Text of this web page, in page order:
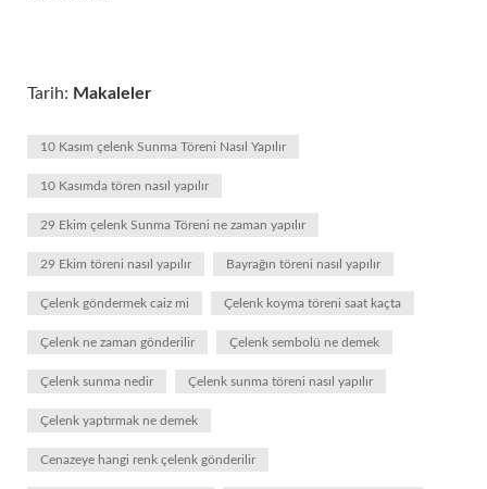
Tarih: Makaleler
10 Kasım çelenk Sunma Töreni Nasıl Yapılır
10 Kasımda tören nasıl yapılır
29 Ekim çelenk Sunma Töreni ne zaman yapılır
29 Ekim töreni nasıl yapılır Bayrağın töreni nasıl yapılır
Çelenk göndermek caiz mi Çelenk koyma töreni saat kaçta
Çelenk ne zaman gönderilir Çelenk sembolü ne demek
Çelenk sunma nedir Çelenk sunma töreni nasıl yapılır
Çelenk yaptırmak ne demek
Cenazeye hangi renk çelenk gönderilir